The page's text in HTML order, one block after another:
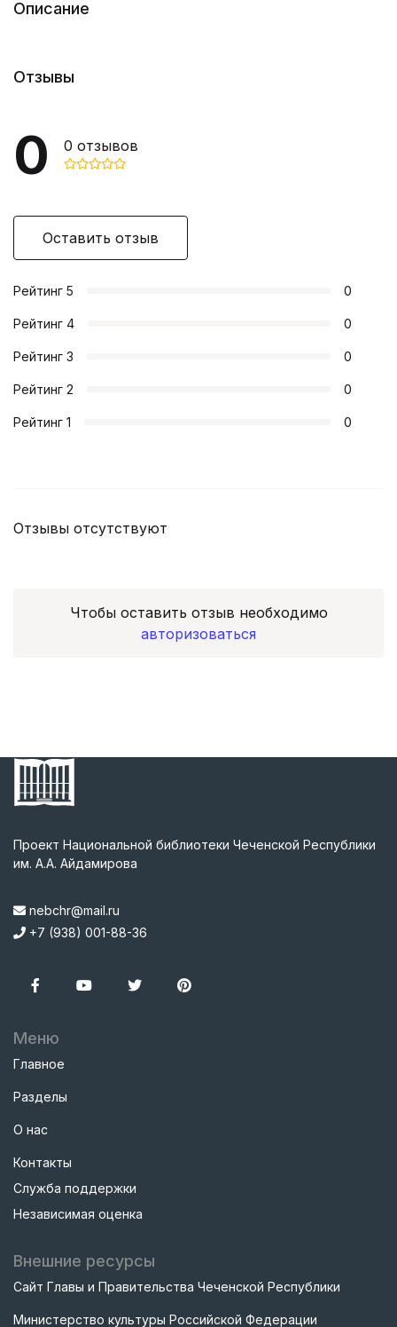
Описание
Отзывы
0 0 отзывов
Оставить отзыв
Рейтинг 5 0
Рейтинг 4 0
Рейтинг 3 0
Рейтинг 2 0
Рейтинг 1 0
Отзывы отсутствуют
Чтобы оставить отзыв необходимо
авторизоваться
Проект Национальной библиотеки Чеченской Республики
им. А.А. Айдамирова
nebchr@mail.ru
+7 (938) 001-88-36
Меню
Главное
Разделы
О нас
Контакты
Служба поддержки
Независимая оценка
Внешние ресурсы
Сайт Главы и Правительства Чеченской Республики
Министерство культуры Российской Федерации